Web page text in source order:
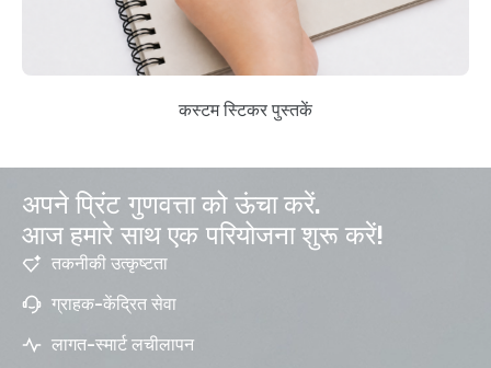
कस्टम स्टिकर पुस्तकें
अपने प्रिंट गुणवत्ता को ऊंचा करें.
आज हमारे साथ एक परियोजना शुरू करें!
तकनीकी उत्कृष्टता
ग्राहक-केंद्रित सेवा
लागत-स्मार्ट लचीलापन